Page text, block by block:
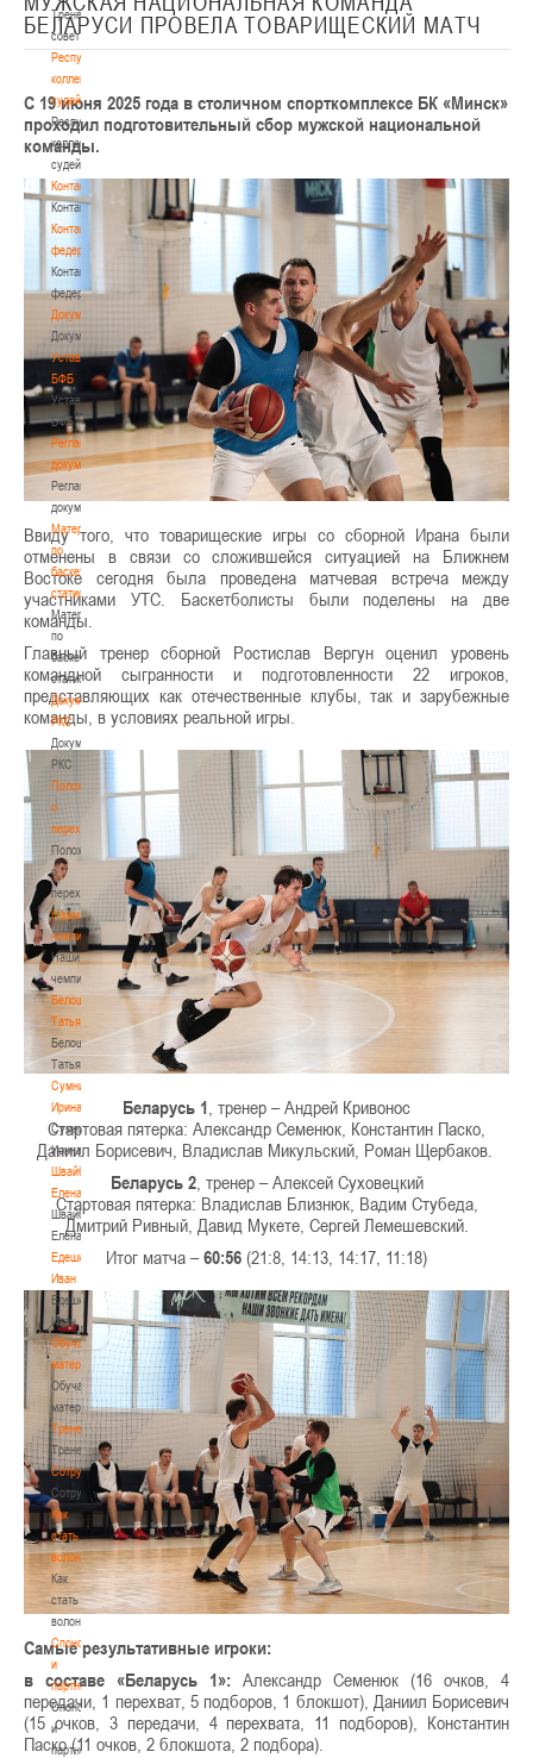
Тренерский
совет
Республиканская
коллегия
судей
Республиканская
коллегия
судей
Контакты
Контакты
Контакты
федерации
Контакты
федерации
Документы
Документы
Устав
БФБ
Устав
БФБ
Регламентирующие
документы
Регламентирующие
документы
Материалы
по
баскетбольной
статистике
Материалы
по
баскетбольной
статистике
Документы
РКС
Документы
РКС
Положение
о
переходах
Положение
о
переходах
Наши
чемпионы
Наши
чемпионы
Белошапко
Татьяна
Белошапко
Татьяна
Сумникова
Ирина
Сумникова
Ирина
Швайбович
Елена
Швайбович
Елена
Едешко
Иван
Едешко
Иван
Обучающие
материалы
Обучающие
материалы
Тренерам
Тренерам
Сотрудничество
Сотрудничество
Как
стать
волонтером
Как
стать
волонтером
Спонсоры
и
партнеры
Спонсоры
и
партнеры
БЕЛАРУСИ ПРОВЕЛА ТОВАРИЩЕСКИЙ МАТЧ
С 19 июня 2025 года в столичном спорткомплексе БК «Минск»
проходил подготовительный сбор мужской национальной
команды.
Ввиду того, что товарищеские игры со сборной Ирана были
отменены в связи со сложившейся ситуацией на Ближнем
Востоке сегодня была проведена матчевая встреча между
участниками УТС. Баскетболисты были поделены на две
команды.
Главный тренер сборной Ростислав Вергун оценил уровень
командной сыгранности и подготовленности 22 игроков,
представляющих как отечественные клубы, так и зарубежные
команды, в условиях реальной игры.
Беларусь 1 , тренер – Андрей Кривонос
Стартовая пятерка: Александр Семенюк, Константин Паско,
Даниил Борисевич, Владислав Микульский, Роман Щербаков.
Беларусь 2, тренер – Алексей Суховецкий
Стартовая пятерка: Владислав Близнюк, Вадим Стубеда,
Дмитрий Ривный, Давид Мукете, Сергей Лемешевский.
Итог матча –60:56 (21:8, 14:13, 14:17, 11:18)
Самые результативные игроки:
в составе «Беларусь 1»: Александр Семенюк (16 очков, 4
передачи, 1 перехват, 5 подборов, 1 блокшот), Даниил Борисевич
(15 очков, 3 передачи, 4 перехвата, 11 подборов), Константин
Паско (11 очков, 2 блокшота, 2 подбора).